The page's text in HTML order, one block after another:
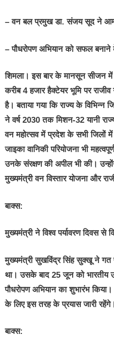
– वन बल प्रमुख डा. संजय सूद ने
– पौधरोपण अभियान को सफल बनाने
शिमला। इस बार के मानसून सीजन में
करीब 4 हजार हैक्टेयर भूमि पर
है। बताया गया कि राज्य के विभिन्न
ने वर्ष 2030 तक मिशन-32 यानी
वन महोत्सव में प्रदेश के सभी जिलों
जाइका वानिकी परियोजना भी
उनके संरक्षण की अपील भी की।
मुख्यमंत्री वन विस्तार योजना और
बाक्स:
मुख्यमंत्री ने विश्व पर्यावरण दिवस से
मुख्यमंत्री सुखविंद्र सिंह सुक्खू ने गत
था। उसके बाद 25 जून को भारतीय
पौधरोपण अभियान का शुभारंभ
के लिए इस तरह के प्रयास जारी
बाक्स: